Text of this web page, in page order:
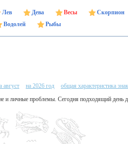
Лев Дева Весы Скорпион
Водолей
Рыбы
август на 2026 год
общая характеристика
и личные проблемы. Сегодня подходящий день